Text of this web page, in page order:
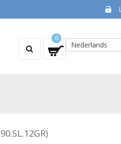
Nederlands
0